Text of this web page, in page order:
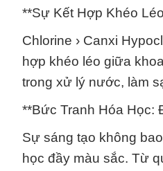
**Sự Kết Hợp Khéo
Chlorine › Canxi
hợp khéo léo giữa
trong xử lý nước, làm
**Bức Tranh Hóa Học:
Sự sáng tạo không
học đầy màu sắc. Từ